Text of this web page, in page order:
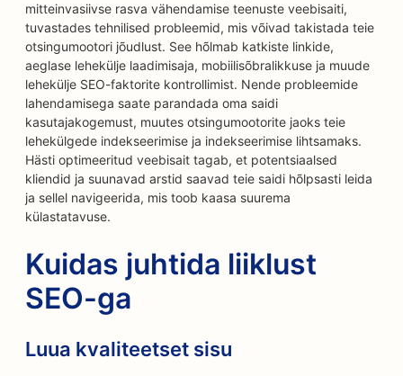
mitteinvasiivse rasva vähendamise teenuste veebisaiti,
tuvastades tehnilised probleemid, mis võivad takistada teie
otsingumootori jõudlust. See hõlmab katkiste linkide,
aeglase lehekülje laadimisaja, mobiilisõbralikkuse ja muude
lehekülje SEO-faktorite kontrollimist. Nende probleemide
lahendamisega saate parandada oma saidi
kasutajakogemust, muutes otsingumootorite jaoks teie
lehekülgede indekseerimise ja indekseerimise lihtsamaks.
Hästi optimeeritud veebisait tagab, et potentsiaalsed
kliendid ja suunavad arstid saavad teie saidi hõlpsasti leida
ja sellel navigeerida, mis toob kaasa suurema
külastatavuse.
Kuidas juhtida liiklust
SEO-ga
Luua kvaliteetset sisu